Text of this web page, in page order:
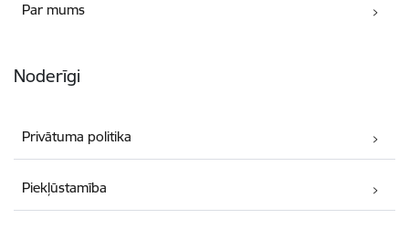
Par mums
Noderīgi
Privātuma politika
Piekļūstamība